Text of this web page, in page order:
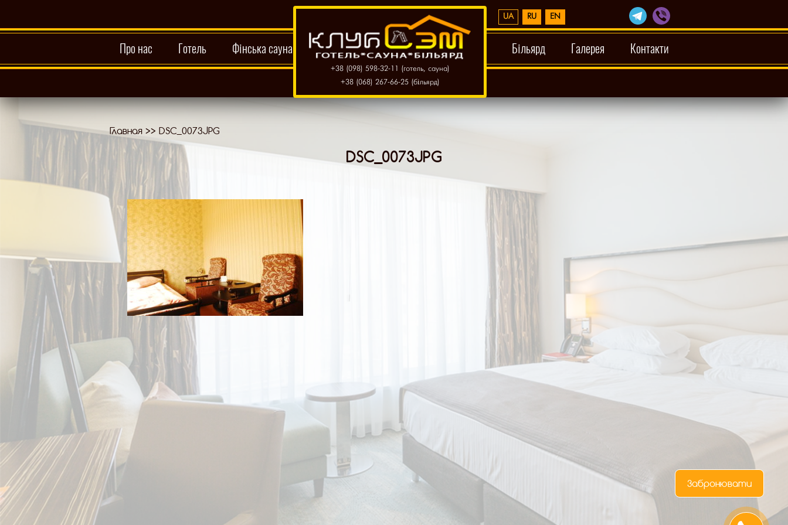
Про нас Готель Фінська сауна
+38 (098) 598-32-11 (готель, сауна)
+38 (068) 267-66-25 (більярд)
Більярд Галерея Контакти
UA RU EN
Главная >> DSC_0073JPG
DSC_0073JPG
Забронювати